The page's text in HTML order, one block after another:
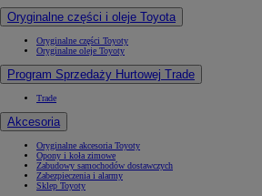
Oryginalne części i oleje Toyota
Oryginalne części Toyoty
Oryginalne oleje Toyoty
Program Sprzedaży Hurtowej Trade
Trade
Akcesoria
Oryginalne akcesoria Toyoty
Opony i koła zimowe
Zabudowy samochodów dostawczych
Zabezpieczenia i alarmy
Sklep Toyoty